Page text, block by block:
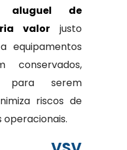
aluguel de
valor justo
equipamentos
conservados,
para serem
riscos de